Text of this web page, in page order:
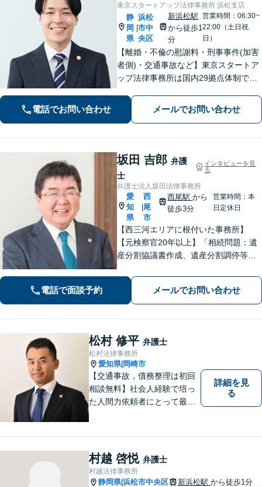
東京スタートアップ法律事務所 浜松支店
静
岡
県
|
浜松
市中
央区
新浜松駅
から徒歩1
分
営業時間：06:30~
22:00（土日祝
日）
【離婚・不倫の慰謝料・刑事事件(加害
者側)・交通事故など】東京スタートア
ップ法律事務所は国内29拠点体制で全
対応(法律相談は完全予約制)】各分野で
専門性の高い弁護士が寄り添い解決を
電話でお問い合わせ メールでお問い合わせ
坂田 吉郎 弁護
士
インタビューを見
る
弁護士法人坂田法律事務所
愛
知
県
西
尾
市
西尾駅から
徒歩3分
営業時間：本
日定休日
【西三河エリアに根付いた事務所】
【元検察官20年以上】「相続問題：遺
産分割協議書作成、遺産分割調停等を
税理士・社労士がいます】不当解雇・
未払い残業代・就業規則の整備など対
応【当日/夜間/土日対応可】
電話で面談予約 メールでお問い合わせ
松村 修平 弁護士
松村法律事務所
愛知県| 岡崎市
【交通事故，債務整理は初回
相談無料】社会人経験で培っ
た人間力依頼者にとって最大
を追求する弁護士です。
詳細を見
る
村越 啓悦 弁護士
村越法律事務所
静岡県|浜松市中央区 新浜松駅 から徒歩1分